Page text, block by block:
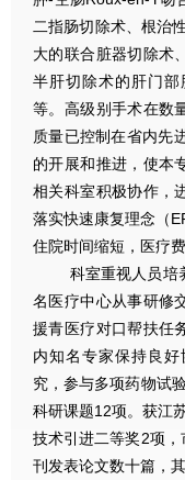
二指肠切除术、根治
大的联合脏器切除术
半肝切除术的肝门
等。高级别手术在数
质量已控制在省内先
的开展和推进，使本
相关科室积极协作，
落实快速康复理念（
住院时间缩短，医疗
科室重视人员培养
名医疗中心从事研修
援青医疗对口帮扶任
内知名专家保持良
究，参与多项药物试
科研课题12项。获江
技术引进二等奖2项
刊发表论文数十篇，